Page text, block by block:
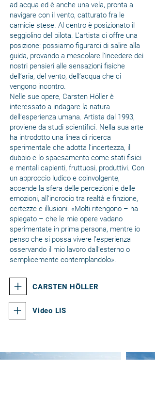
ad acqua ed è anche una vela, pronta a
navigare con il vento, catturato fra le
camicie stese. Al centro è posizionato il
seggiolino del pilota. L’artista ci offre una
posizione: possiamo figurarci di salire alla
guida, provando a mescolare l’incedere dei
nostri pensieri alle sensazioni fisiche
dell’aria, del vento, dell’acqua che ci
vengono incontro.
Nelle sue opere, Carsten Höller è
interessato a indagare la natura
dell’esperienza umana. Artista dal 1993,
proviene da studi scientifici. Nella sua arte
ha introdotto una linea di ricerca
sperimentale che adotta l’incertezza, il
dubbio e lo spaesamento come stati fisici
e mentali capienti, fruttuosi, produttivi. Con
un approccio ludico e coinvolgente,
accende la sfera delle percezioni e delle
emozioni, all’incrocio tra realtà e finzione,
certezze e illusioni. «Molti ritengono – ha
spiegato – che le mie opere vadano
sperimentate in prima persona, mentre io
penso che si possa vivere l’esperienza
osservando il mio lavoro dall’esterno o
semplicemente contemplandolo».
CARSTEN HÖLLER
Video LIS